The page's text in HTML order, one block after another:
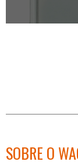
SOBRE O